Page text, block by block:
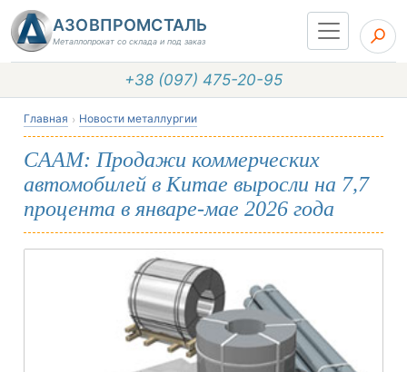
АЗОВПРОМСТАЛЬ
Металлопрокат со склада и под заказ
+38 (097) 475-20-95
Главная Новости металлургии
CAAM: Продажи коммерческих
автомобилей в Китае выросли на 7,7
процента в январе-мае 2026 года